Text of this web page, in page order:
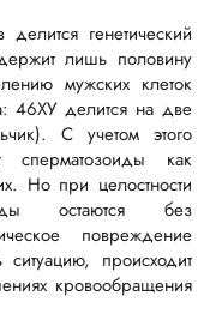
генетический
лишь половину
мужских клеток
46ХУ делится на две
С учетом этого
сперматозоиды как
Но при целостности
остаются без
повреждение
происходит
кровообращения